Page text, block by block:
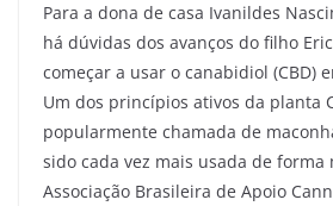
Para a dona de casa Ivanildes
há dúvidas dos avanços do filho
começar a usar o canabidiol (CBD)
Um dos princípios ativos da planta
popularmente chamada de
sido cada vez mais usada de forma
Associação Brasileira de Apoio